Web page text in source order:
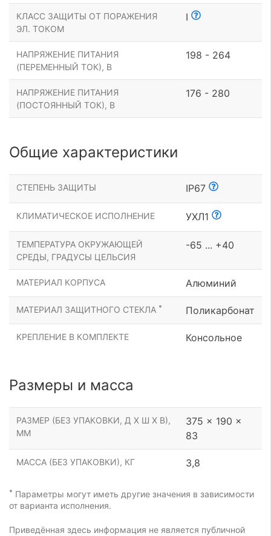
КЛАСС ЗАЩИТЫ ОТ ПОРАЖЕНИЯ
ЭЛ. ТОКОМ
I
НАПРЯЖЕНИЕ ПИТАНИЯ
(ПЕРЕМЕННЫЙ ТОК), В
198 - 264
НАПРЯЖЕНИЕ ПИТАНИЯ
(ПОСТОЯННЫЙ ТОК), В
176 - 280
Общие характеристики
СТЕПЕНЬ ЗАЩИТЫ IP67
КЛИМАТИЧЕСКОЕ ИСПОЛНЕНИЕ УХЛ1
ТЕМПЕРАТУРА ОКРУЖАЮЩЕЙ
СРЕДЫ, ГРАДУСЫ ЦЕЛЬСИЯ
-65 ... +40
МАТЕРИАЛ КОРПУСА Алюминий
МАТЕРИАЛ ЗАЩИТНОГО СТЕКЛА * Поликарбонат
КРЕПЛЕНИЕ В КОМПЛЕКТЕ Консольное
Размеры и масса
РАЗМЕР (БЕЗ УПАКОВКИ, Д Х Ш Х В),
ММ
375 x 190 x
83
МАССА (БЕЗ УПАКОВКИ), КГ 3,8
* Параметры могут иметь другие значения в зависимости
от варианта исполнения.
Приведённая здесь информация не является публичной